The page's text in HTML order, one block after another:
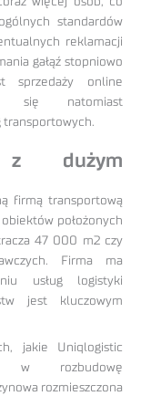
standardów
reklamacji
gałąź stopniowo
sprzedaży online
się natomiast
transportowych.
z dużym
firmą transportową
położonych
47 000 m2 czy
Firma ma
usług logistyki
jest kluczowym
jakie Uniqlogistic
w rozbudowę
rozmieszczona